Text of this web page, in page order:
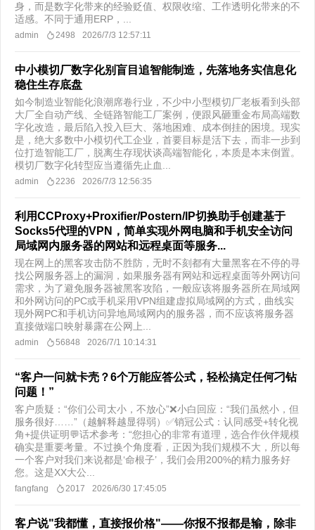
身，而是数字化带来的经验贬值、权限收缩、工作透明化带来的不
适感。不同于通用ERP，...
admin 2498 2026/7/3 12:57:11
中小模切厂数字化别盲目追智能制造，先落地务实信息化
稳住生存底盘
如今制造业智能化浪潮席卷行业，不少中小型模切厂老板看到头部
大厂全自动产线、全链路智能工厂案例，便跟风砸重金布局高端数
字化改造，最后陷入投入巨大、落地困难、成本倒挂的困境。现实
是，绝大多数中小模切代工企业，首要目标是活下去，而非一步到
位打造智能工厂，脱离生存现状谈高端智能化，本质是本末倒置。
模切厂数字化转型应当遵循先止血...
admin 2236 2026/7/3 12:56:35
利用CCProxy+Proxifier/Postern/IP切换助手创建基于
Socks5代理的VPN，简单实现外网电脑和手机安全访问
局域网内服务器的网站和远程桌面等服务...
​现在网上的黑客攻击防不胜防，无时不刻都有大量黑客在不停的寻
找公网服务器上的漏洞，如果服务器有网站和远程桌面等外网访问
需求，为了避免服务器被黑客攻陷，一般应该将服务器所在局域网
和外网访问的PC或手机采用VPN组建虚拟局域网的方式，曲线实
现外网PC和手机访问异地局域网内的服务器，而不应该将服务器
直接做端口映射暴露在公网上...
admin 56848 2026/7/1 10:14:31
“客户一问就卡壳？6个万能应答公式，轻松搞定任何刁钻
问题！”
客户质疑：“你们公司太小，不放心”❌小白回应：“我们虽然小，但
服务很好……”（越解释越显得弱）✅销冠公式：认同感受+转化视
角+提供证明💬话术参考：“您担心的非常有道理，选合作伙伴规模
确实是重要考量。不过换个角度看，正因为我们规模不大，所以每
一个客户对我们来说都是‘命根子’，我们会用200%的精力服务好
您。这是XX大公...
fangfang 2017 2026/6/30 17:45:05
客户说"我都懂，直接报价格"——你报不报都是输，除非